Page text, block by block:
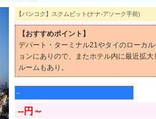
【バンコク】スクムビット(ナナ-アソーク手前)
【おすすめポイント】
デパート・ターミナル21やタイのローカ
ョンにありので、またホテル内に最近拡
ルームもあり。
--
--円～